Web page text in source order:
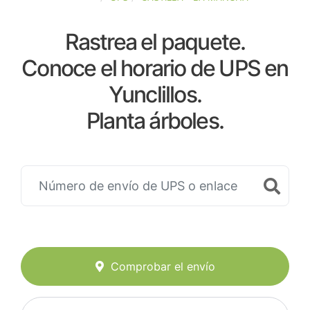
Rastrea el paquete.
Conoce el horario de UPS en
Yunclillos.
Planta árboles.
Comprobar el envío